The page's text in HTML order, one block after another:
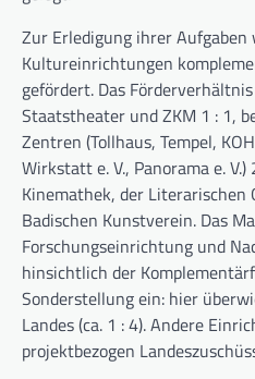
Zur Erledigung ihrer Aufgaben
Kultureinrichtungen
gefördert. Das
Staatstheater und ZKM 1 : 1,
Zentren (Tollhaus, Tempel,
Wirkstatt e. V., Panorama e.
Kinemathek, der Literarischen
Badischen Kunstverein. Das
Forschungseinrichtung und
hinsichtlich der
Sonderstellung ein: hier
Landes (ca. 1 : 4). Andere
projektbezogen